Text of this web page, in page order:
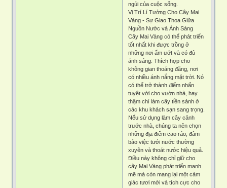
ngủi của cuộc sống.
Vị Trí Lí Tưởng Cho Cây Mai
Vàng - Sự Giao Thoa Giữa
Nguồn Nước và Ánh Sáng
Cây Mai Vàng có thể phát triển
tốt nhất khi được trồng ở
những nơi ẩm ướt và có đủ
ánh sáng. Thích hợp cho
không gian thoáng đãng, nơi
có nhiều ánh nắng mặt trời. Nó
có thể trở thành điểm nhấn
tuyệt vời cho vườn nhà, hay
thậm chí làm cây tiền sảnh ở
các khu khách sạn sang trọng.
Nếu sử dụng làm cây cảnh
trước nhà, chúng ta nên chọn
những địa điểm cao ráo, đảm
bảo việc tưới nước thường
xuyên và thoát nước hiệu quả.
Điều này không chỉ giữ cho
cây Mai Vàng phát triển mạnh
mẽ mà còn mang lại một cảm
giác tươi mới và tích cực cho